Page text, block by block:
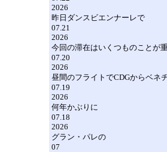
2026
昨日ダンスビエンナーレで
07.21
2026
今回の滞在はいくつものことが
07.20
2026
昼間のフライトでCDGからベネチ
07.19
2026
何年かぶりに
07.18
2026
グラン・パレの
07